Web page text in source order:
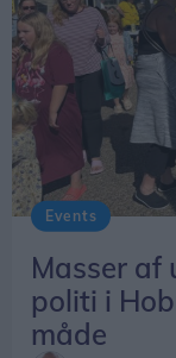
Events
Masser af
politi i
måde